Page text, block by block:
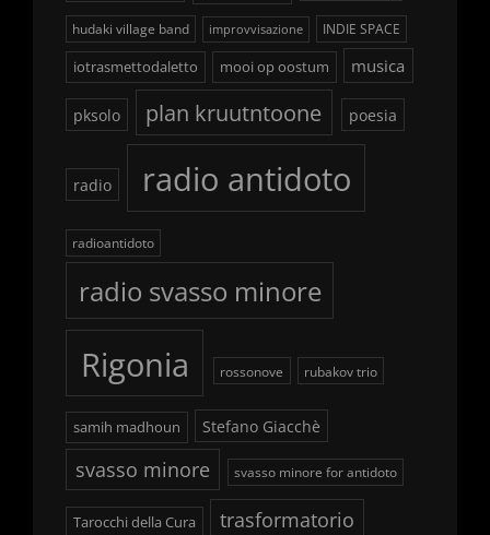
hudaki village band improvvisazione INDIE SPACE
iotrasmettodaletto mooi op oostum musica
pksolo plan kruutntoone poesia
radio radio antidoto
radioantidoto
radio svasso minore
Rigonia rossonove rubakov trio
samih madhoun Stefano Giacchè
svasso minore svasso minore for antidoto
Tarocchi della Cura trasformatorio